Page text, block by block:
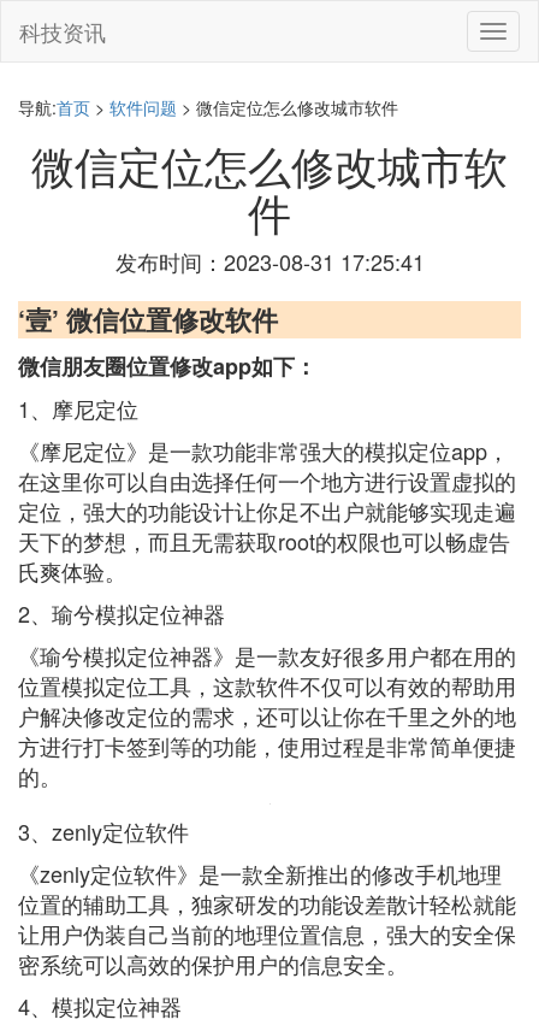
切
换
科技资讯
导航:首页 > 软件问题 > 微信定位怎么修改城市软件
微信定位怎么修改城市软
件
发布时间：2023-08-31 17:25:41
‘壹’ 微信位置修改软件
微信朋友圈位置修改app如下：
1、摩尼定位
《摩尼定位》是一款功能非常强大的模拟定位app，
在这里你可以自由选择任何一个地方进行设置虚拟的
定位，强大的功能设计让你足不出户就能够实现走遍
天下的梦想，而且无需获取root的权限也可以畅虚告
氏爽体验。
2、瑜兮模拟定位神器
《瑜兮模拟定位神器》是一款友好很多用户都在用的
位置模拟定位工具，这款软件不仅可以有效的帮助用
户解决修改定位的需求，还可以让你在千里之外的地
方进行打卡签到等的功能，使用过程是非常简单便捷
的。
3、zenly定位软件
《zenly定位软件》是一款全新推出的修改手机地理
位置的辅助工具，独家研发的功能设差散计轻松就能
让用户伪装自己当前的地理位置信息，强大的安全保
密系统可以高效的保护用户的信息安全。
4、模拟定位神器